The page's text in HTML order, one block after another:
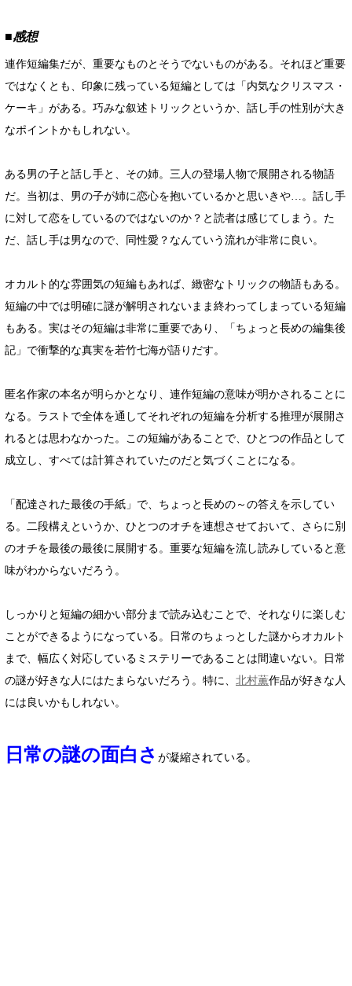
■感想
連作短編集だが、重要なものとそうでないものがある。それほど重要
ではなくとも、印象に残っている短編としては「内気なクリスマス・
ケーキ」がある。巧みな叙述トリックというか、話し手の性別が大き
なポイントかもしれない。
ある男の子と話し手と、その姉。三人の登場人物で展開される物語
だ。当初は、男の子が姉に恋心を抱いているかと思いきや…。話し手
に対して恋をしているのではないのか？と読者は感じてしまう。た
だ、話し手は男なので、同性愛？なんていう流れが非常に良い。
オカルト的な雰囲気の短編もあれば、緻密なトリックの物語もある。
短編の中では明確に謎が解明されないまま終わってしまっている短編
もある。実はその短編は非常に重要であり、「ちょっと長めの編集後
記」で衝撃的な真実を若竹七海が語りだす。
匿名作家の本名が明らかとなり、連作短編の意味が明かされることに
なる。ラストで全体を通してそれぞれの短編を分析する推理が展開さ
れるとは思わなかった。この短編があることで、ひとつの作品として
成立し、すべては計算されていたのだと気づくことになる。
「配達された最後の手紙」で、ちょっと長めの～の答えを示してい
る。二段構えというか、ひとつのオチを連想させておいて、さらに別
のオチを最後の最後に展開する。重要な短編を流し読みしていると意
味がわからないだろう。
しっかりと短編の細かい部分まで読み込むことで、それなりに楽しむ
ことができるようになっている。日常のちょっとした謎からオカルト
まで、幅広く対応しているミステリーであることは間違いない。日常
の謎が好きな人にはたまらないだろう。特に、 北村薫作品が好きな人
には良いかもしれない。
日常の謎の面白さ が凝縮されている。